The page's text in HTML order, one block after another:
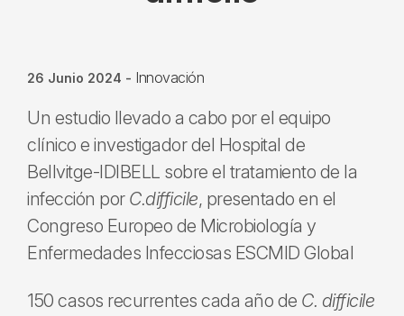
26 Junio 2024 - Innovación
Un estudio llevado a cabo por el equipo
clínico e investigador del Hospital de
Bellvitge-IDIBELL sobre el tratamiento de la
infección porC.difficile, presentado en el
Congreso Europeo de Microbiología y
Enfermedades Infecciosas ESCMID Global
150 casos recurrentes cada año de C. difficile